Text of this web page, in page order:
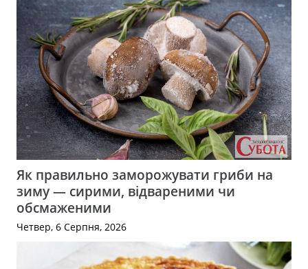
Як правильно заморожувати гриби на
зиму — сирими, відвареними чи
обсмаженими
Четвер, 6 Серпня, 2026